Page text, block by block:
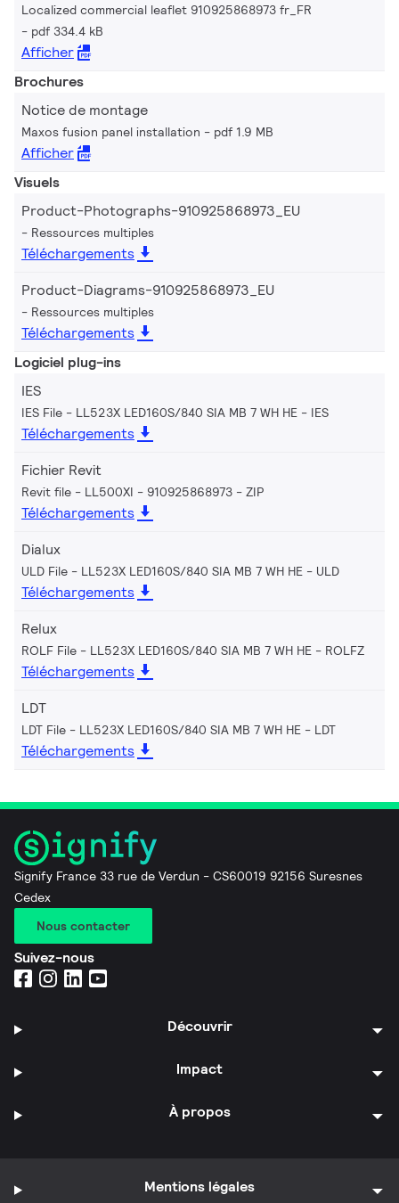
Localized commercial leaflet 910925868973 fr_FR
pdf 334.4 kB
Afficher
Brochures
Notice de montage
Maxos fusion panel installation pdf 1.9 MB
Afficher
Visuels
Product-Photographs-910925868973_EU
Ressources multiples
Téléchargements
Product-Diagrams-910925868973_EU
Ressources multiples
Téléchargements
Logiciel plug-ins
IES
IES File - LL523X LED160S/840 SIA MB 7 WH HE IES
Téléchargements
Fichier Revit
Revit file - LL500XI - 910925868973 ZIP
Téléchargements
Dialux
ULD File - LL523X LED160S/840 SIA MB 7 WH HE ULD
Téléchargements
Relux
ROLF File - LL523X LED160S/840 SIA MB 7 WH HE ROLFZ
Téléchargements
LDT
LDT File - LL523X LED160S/840 SIA MB 7 WH HE LDT
Téléchargements
Signify France 33 rue de Verdun - CS60019 92156 Suresnes
Cedex
Nous contacter
Suivez-nous
Découvrir
Impact
À propos
Mentions légales